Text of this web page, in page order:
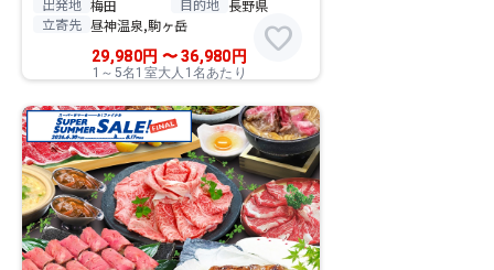
梅田
長野県
立寄先 昼神温泉,駒ヶ岳
29,980円 〜36,980 円
1～5名1室大人1名あたり
favorite